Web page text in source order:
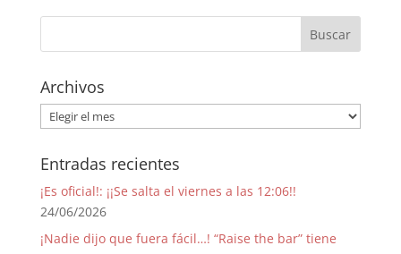
Archivos
Archivos
Entradas recientes
¡Es oficial!: ¡¡Se salta el viernes a las 12:06!!
24/06/2026
¡Nadie dijo que fuera fácil…! “Raise the bar” tiene